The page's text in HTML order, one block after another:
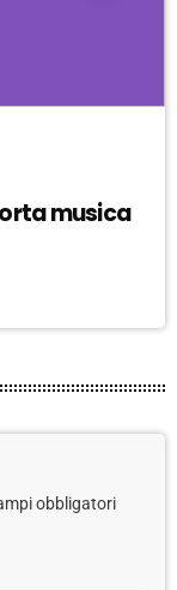
musica
obbligatori